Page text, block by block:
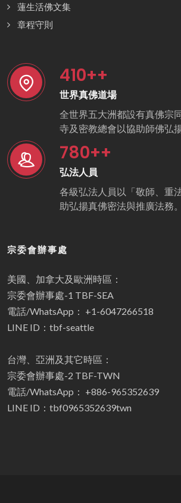
蓮生活佛文集
章程守則
410++
世界真佛道場
全世界五大洲都設有真佛宗
寺及密教總會以協助師佛弘
780++
弘法人員
各級弘法人員以「敬師、重
助弘揚真佛密法與推廣法務。
宗委會辦事處
美國、加拿大及歐洲時區：
宗委會辦事處-1 TBF-SEA
電話/WhatsApp： +1-6047266518
LINE ID：tbf-seattle
台灣、亞洲及其它時區：
宗委會辦事處-2 TBF-TWN
電話/WhatsApp： +886-965352639
LINE ID：tbf0965352639twn